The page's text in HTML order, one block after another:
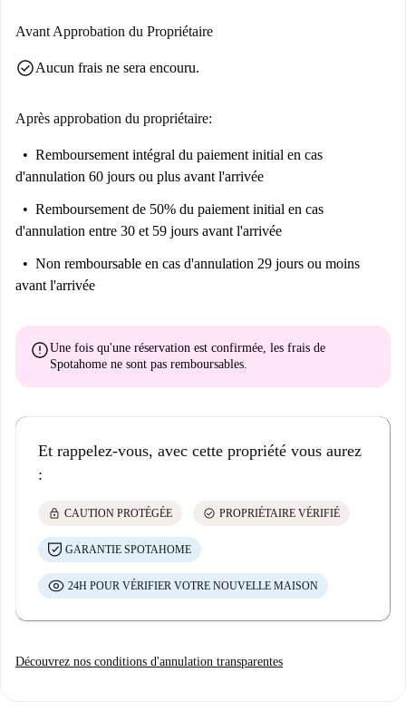
Avant Approbation du Propriétaire
check_circleAucun frais ne sera encouru.
Après approbation du propriétaire:
Remboursement intégral du paiement initial en cas
d'annulation 60 jours ou plus avant l'arrivée
Remboursement de 50% du paiement initial en cas
d'annulation entre 30 et 59 jours avant l'arrivée
Non remboursable en cas d'annulation 29 jours ou moins
avant l'arrivée
errorUne fois qu'une réservation est confirmée, les frais de
Spotahome ne sont pas remboursables.
Et rappelez-vous, avec cette propriété vous aurez
:
lock CAUTION PROTÉGÉE check_circle PROPRIÉTAIRE VÉRIFIÉ
GARANTIE SPOTAHOME
24H POUR VÉRIFIER VOTRE NOUVELLE MAISON
Découvrez nos conditions d'annulation transparentes